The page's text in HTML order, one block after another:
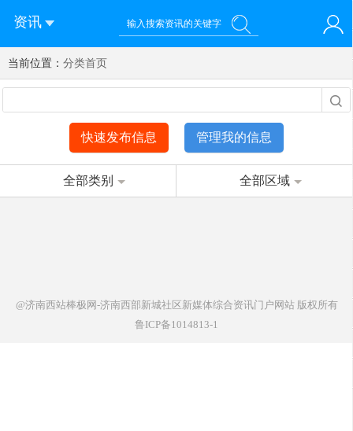
资讯
您好！欢迎来到济南西站棒极网-济南西部新城社区新媒体综
合资讯门户网站
登录 注册 微信快速登录
当前位置： 分类首页
快速发布信息 管理我的信息
全部类别 全部区域
@济南西站棒极网-济南西部新城社区新媒体综合资讯门户网站版权所有
鲁ICP备1014813-1